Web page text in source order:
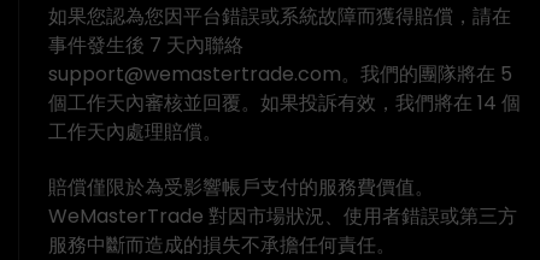
如果您認為您因平台錯誤或系統故障而獲得賠償，請在
事件發生後 7 天內聯絡
support@wemastertrade.com。我們的團隊將在 5
個工作天內審核並回覆。如果投訴有效，我們將在 14 個
工作天內處理賠償。
賠償僅限於為受影響帳戶支付的服務費價值。
WeMasterTrade 對因市場狀況、使用者錯誤或第三方
服務中斷而造成的損失不承擔任何責任。